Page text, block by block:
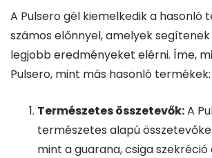
A Pulsero gél kiemelkedik a hasonló
számos előnnyel, amelyek
legjobb eredményeket elérni. Íme,
Pulsero, mint más hasonló termékek:
Természetes összetevők:A
természetes alapú
mint a guarana, csiga szekréció